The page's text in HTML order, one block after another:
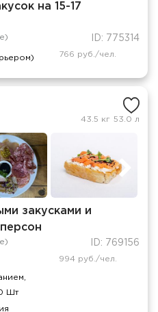
на 15-17
ID: 775314
766 руб./чел.
43.5 кг 53.0 л
закусками и
ID: 769156
Шт
994 руб./чел.